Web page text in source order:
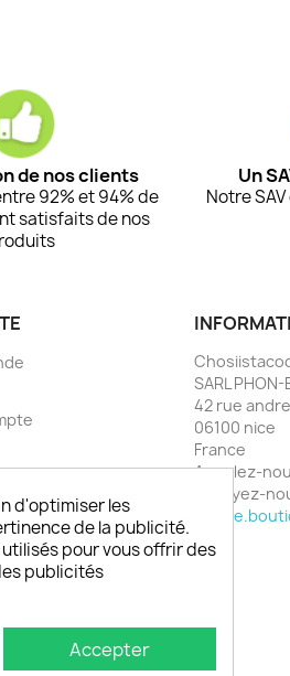
de nos clients
92% et 94% de
satisfaits de nos
Un
Notre
SARL
42 rue
06100 nice
France
Appelez-
Envoyez-
d'optimiser les
de la publicité.
pour vous offrir des
publicités
Accepter